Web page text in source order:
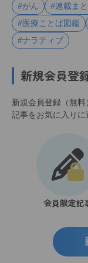
#がん #連載ま
#医療ことば図鑑
#ナラティブ
新規会員登
新規会員登録（無料
記事をお気に入りに
会員限定記